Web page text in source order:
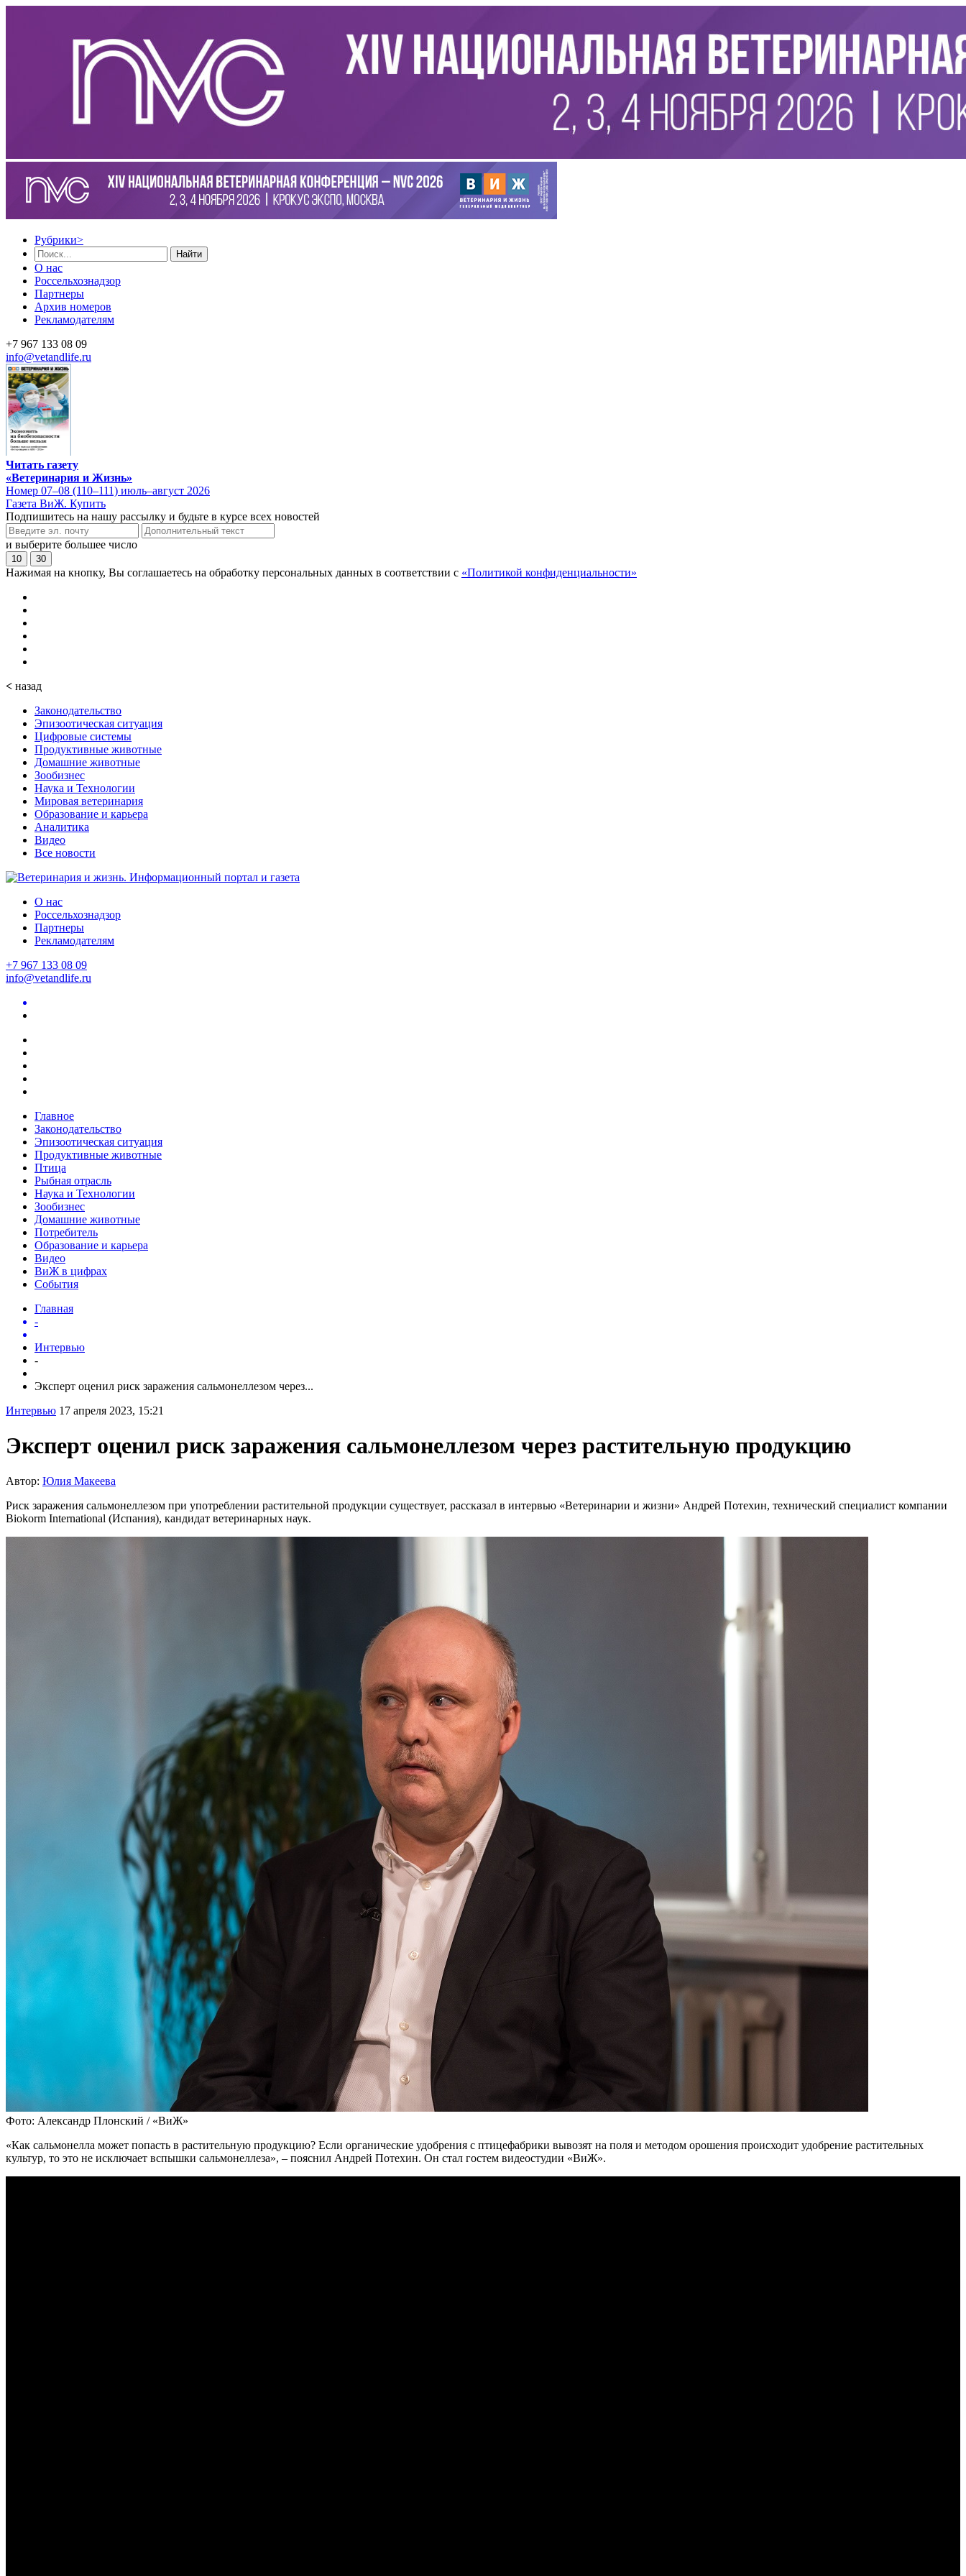
Рубрики>
Найти
О нас
Россельхознадзор
Партнеры
Архив номеров
Рекламодателям
+7 967 133 08 09
info@vetandlife.ru
Читать газету
«Ветеринария и Жизнь»
Номер 07–08 (110–111) июль–август 2026
Газета ВиЖ. Купить
Подпишитесь на нашу рассылку и будьте в курсе всех новостей
и выберите большее число
10 30
Нажимая на кнопку, Вы соглашаетесь на обработку персональных данных в соответствии с «Политикой конфиденциальности»
< назад
Законодательство
Эпизоотическая ситуация
Цифровые системы
Продуктивные животные
Домашние животные
Зообизнес
Наука и Технологии
Мировая ветеринария
Образование и карьера
Аналитика
Видео
Все новости
О нас
Россельхознадзор
Партнеры
Рекламодателям
+7 967 133 08 09
info@vetandlife.ru
Главное
Законодательство
Эпизоотическая ситуация
Продуктивные животные
Птица
Рыбная отрасль
Наука и Технологии
Зообизнес
Домашние животные
Потребитель
Образование и карьера
Видео
ВиЖ в цифрах
События
Главная
-
Интервью
-
Эксперт оценил риск заражения сальмонеллезом через...
Интервью 17 апреля 2023, 15:21
Эксперт оценил риск заражения сальмонеллезом через растительную продукцию
Автор: Юлия Макеева
Риск заражения сальмонеллезом при употреблении растительной продукции существует, рассказал в интервью «Ветеринарии и жизни» Андрей Потехин, технический специалист компании
Biokorm International (Испания), кандидат ветеринарных наук.
Фото: Александр Плонский / «ВиЖ»
«Как сальмонелла может попасть в растительную продукцию? Если органические удобрения с птицефабрики вывозят на поля и методом орошения происходит удобрение растительных
культур, то это не исключает вспышки сальмонеллеза», – пояснил Андрей Потехин. Он стал гостем видеостудии «ВиЖ».